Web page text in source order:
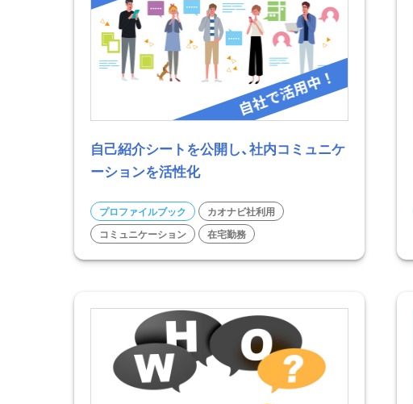
自己紹介シートを公開し、社内コミュニケ
ーションを活性化
プロファイルブック
カオナビ社利用
コミュニケーション
在宅勤務